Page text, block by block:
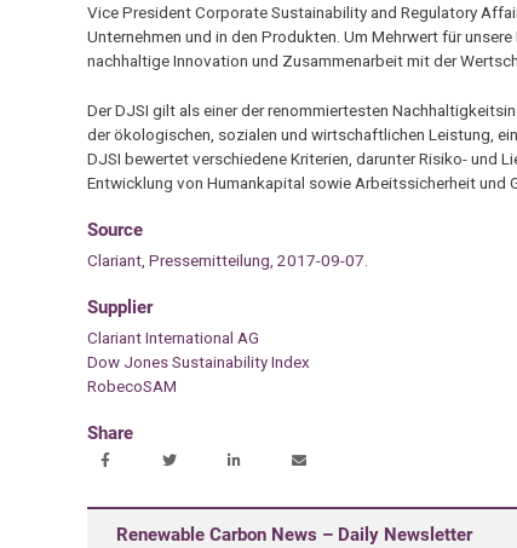
Vice President Corporate Sustainability and Regulatory
Unternehmen und in den Produkten. Um Mehrwert für
nachhaltige Innovation und Zusammenarbeit mit der
Der DJSI gilt als einer der renommiertesten
der ökologischen, sozialen und wirtschaftlichen Leistung,
DJSI bewertet verschiedene Kriterien, darunter Risiko- und
Entwicklung von Humankapital sowie Arbeitssicherheit und
Source
Clariant, Pressemitteilung, 2017-09-07.
Supplier
Clariant International AG
Dow Jones Sustainability Index
RobecoSAM
Share
Renewable Carbon News – Daily Newsletter